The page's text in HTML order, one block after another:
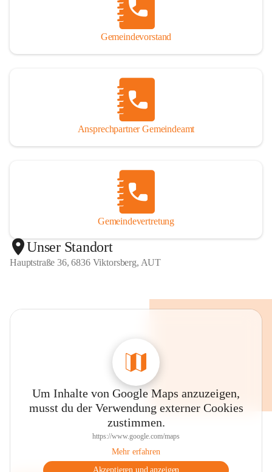
Gemeindevorstand
Ansprechpartner Gemeindeamt
Gemeindevertretung
Unser Standort
Hauptstraße 36, 6836 Viktorsberg, AUT
Um Inhalte von Google Maps anzuzeigen,
musst du der Verwendung externer Cookies
zustimmen.
https://www.google.com/maps
Mehr erfahren
Akzeptieren und anzeigen